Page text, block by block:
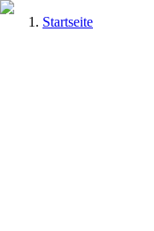
Startseite